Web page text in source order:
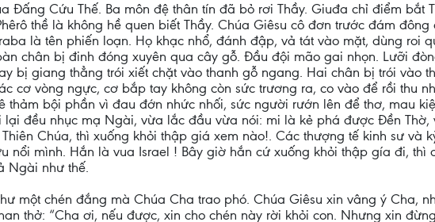
Đấng Cứu Thế. Ba môn đệ thân tín đã bỏ rơi Thầy. Giuđa chỉ điểm bắt
thề là không hề quen biết Thầy. Chúa Giêsu cô đơn trước đám đông
là tên phiến loạn. Họ khạc nhổ, đánh đập, vả tát vào mặt, dùng roi
chân bị đinh đóng xuyên qua cây gỗ. Đầu đội mão gai nhọn. Lưỡi
bị giang thẳng trói xiết chặt vào thanh gỗ ngang. Hai chân bị trói vào
cơ vòng ngực, cơ bắp tay không còn sức trương ra, co vào để rồi thu
bội phần vì đau đớn nhức nhối, sức người rướn lên để thơ, mau
lại đều nhục mạ Ngài, vừa lắc đầu vừa nói: mi là kẻ phá được Đền Thờ,
Chúa, thì xuống khỏi thập giá xem nào!. Các thượng tế kinh sư và
mình. Hắn là vua Israel ! Bây giờ hắn cứ xuống khỏi thập gía đi, thì
Ngài như thế.
một chén đắng mà Chúa Cha trao phó. Chúa Giêsu xin vâng ý Cha,
thở: “Cha ơi, nếu được, xin cho chén này rời khỏi con. Nhưng xin